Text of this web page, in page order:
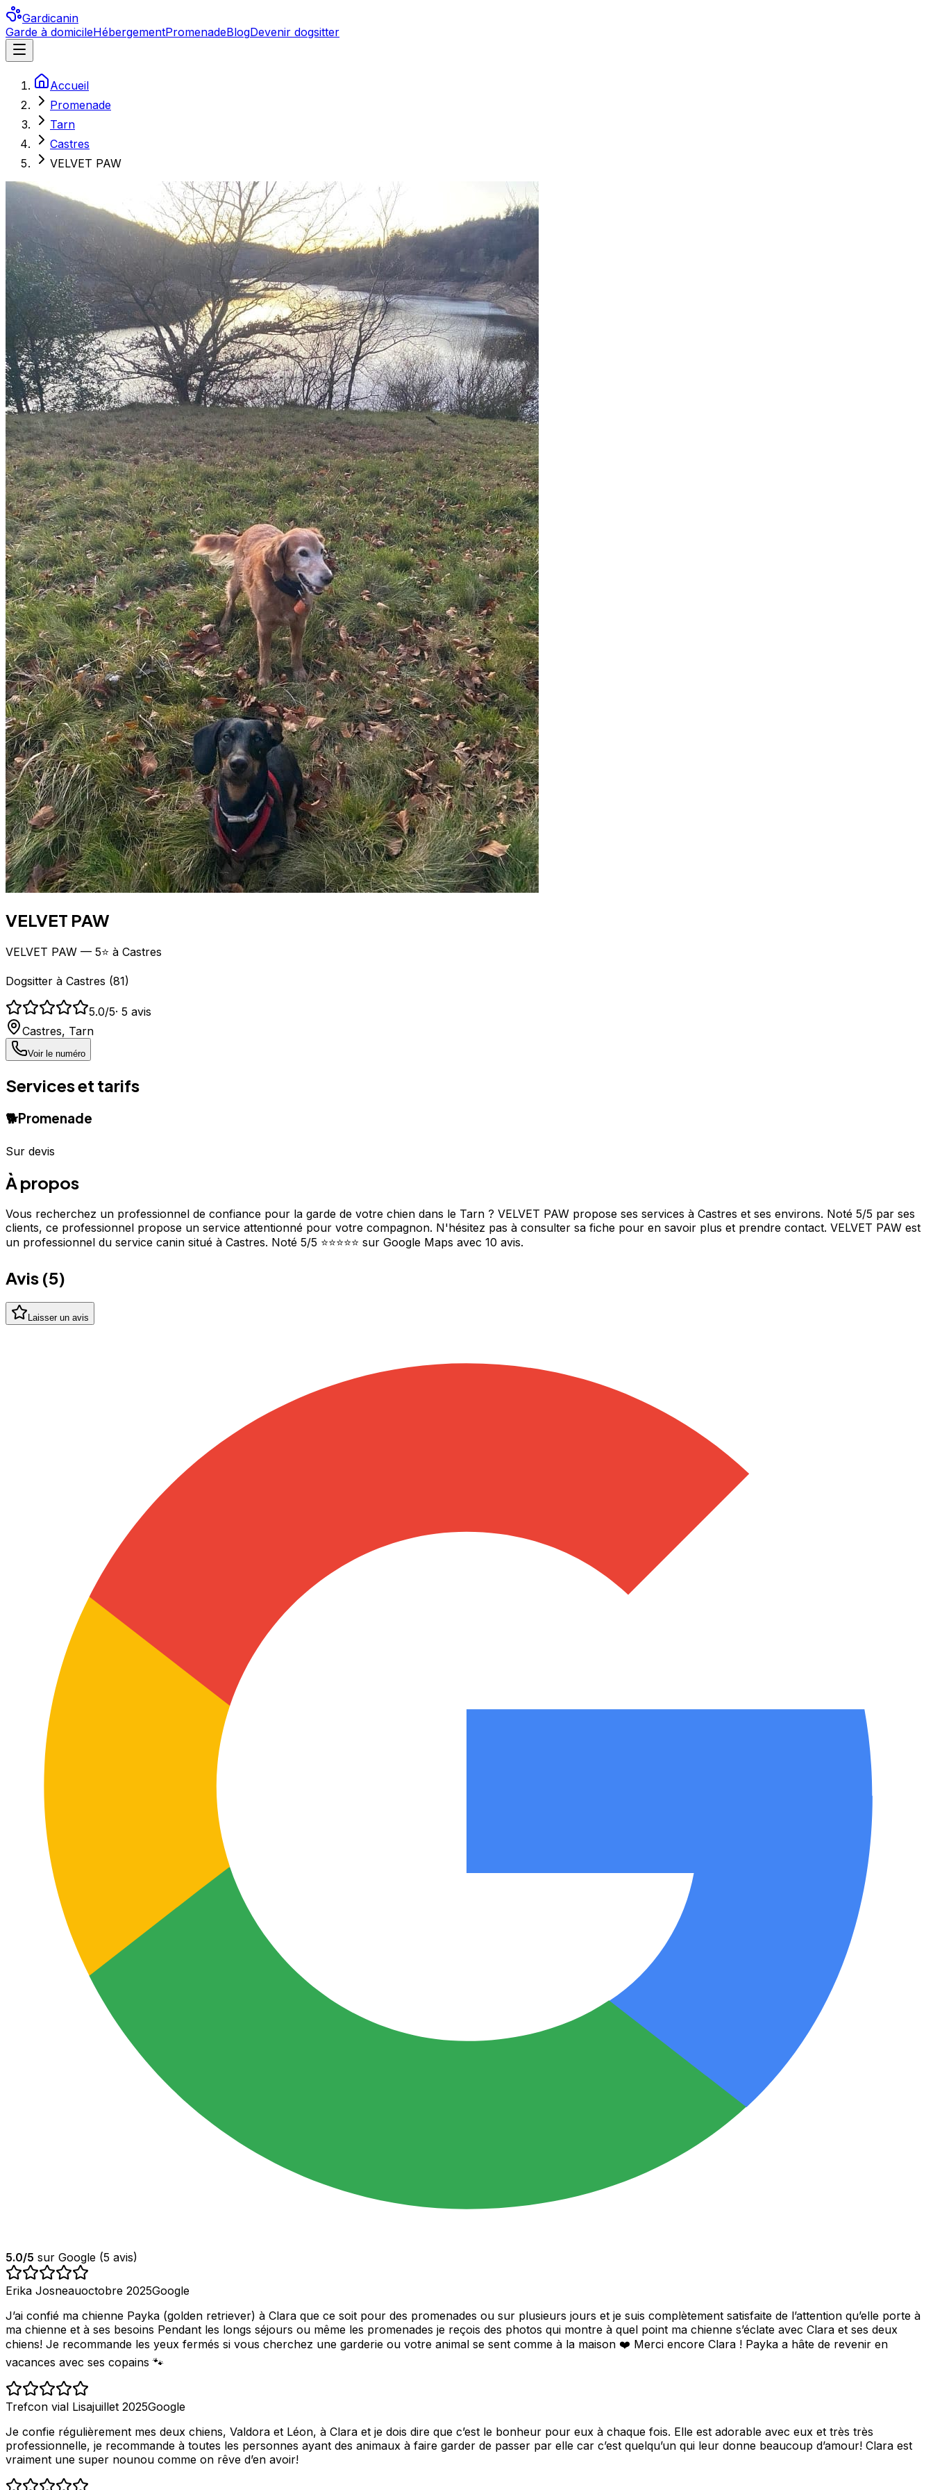
Gardicanin
Garde à domicileHébergementPromenadeBlogDevenir dogsitter
Accueil
Promenade
Tarn
Castres
VELVET PAW
VELVET PAW
VELVET PAW — 5⭐ à Castres
Dogsitter à Castres (81)
5.0/5· 5 avis
Castres, Tarn
Voir le numéro
Services et tarifs
🐕Promenade
Sur devis
À propos
Vous recherchez un professionnel de confiance pour la garde de votre chien dans le Tarn ? VELVET PAW propose ses services à Castres et ses environs. Noté 5/5 par ses
clients, ce professionnel propose un service attentionné pour votre compagnon. N'hésitez pas à consulter sa fiche pour en savoir plus et prendre contact. VELVET PAW est
un professionnel du service canin situé à Castres. Noté 5/5 ⭐⭐⭐⭐⭐ sur Google Maps avec 10 avis.
Avis (5)
Laisser un avis
5.0/5 sur Google (5 avis)
Erika Josneauoctobre 2025Google
J’ai confié ma chienne Payka (golden retriever) à Clara que ce soit pour des promenades ou sur plusieurs jours et je suis complètement satisfaite de l’attention qu’elle porte à
ma chienne et à ses besoins Pendant les longs séjours ou même les promenades je reçois des photos qui montre à quel point ma chienne s’éclate avec Clara et ses deux
chiens! Je recommande les yeux fermés si vous cherchez une garderie ou votre animal se sent comme à la maison ❤️ Merci encore Clara ! Payka a hâte de revenir en
vacances avec ses copains 🐾
Trefcon vial Lisajuillet 2025Google
Je confie régulièrement mes deux chiens, Valdora et Léon, à Clara et je dois dire que c’est le bonheur pour eux à chaque fois. Elle est adorable avec eux et très très
professionnelle, je recommande à toutes les personnes ayant des animaux à faire garder de passer par elle car c’est quelqu’un qui leur donne beaucoup d’amour! Clara est
vraiment une super nounou comme on rêve d’en avoir!